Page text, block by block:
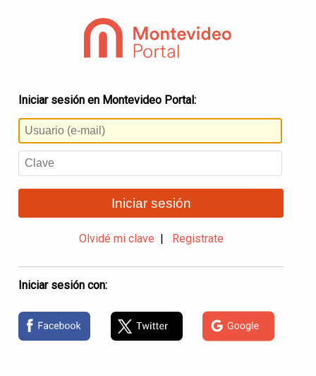
Iniciar sesión en Montevideo Portal:
Iniciar sesión
Olvidé mi clave Registrate
Iniciar sesión con: